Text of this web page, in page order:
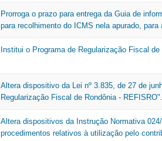
Prorroga o prazo para entrega da Guia de
para recolhimento do ICMS nela apurado,
Institui o Programa de Regularização Fiscal
Altera dispositivo da Lei nº 3.835, de 27 de
Regularização Fiscal de Rondônia - REFISRO".
Altera dispositivos da Instrução Normativa
procedimentos relativos à utilização pelo